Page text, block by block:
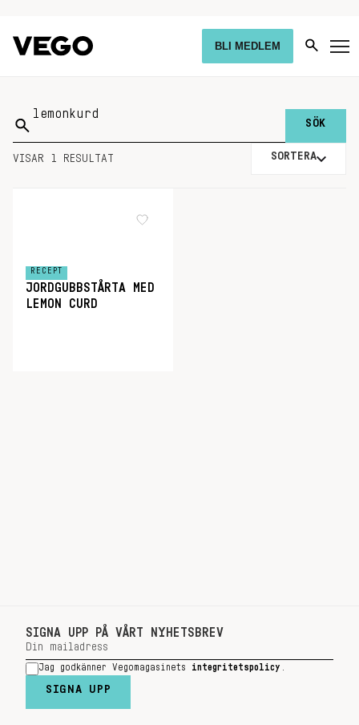
BLI MEDLEM
Sök
på:
VISAR 1 RESULTAT SORTERA
RECEPT
JORDGUBBSTÅRTA MED
LEMON CURD
SIGNA UPP PÅ VÅRT NYHETSBREV
Jag godkänner Vegomagasinets integritetspolicy
SIGNA UPP